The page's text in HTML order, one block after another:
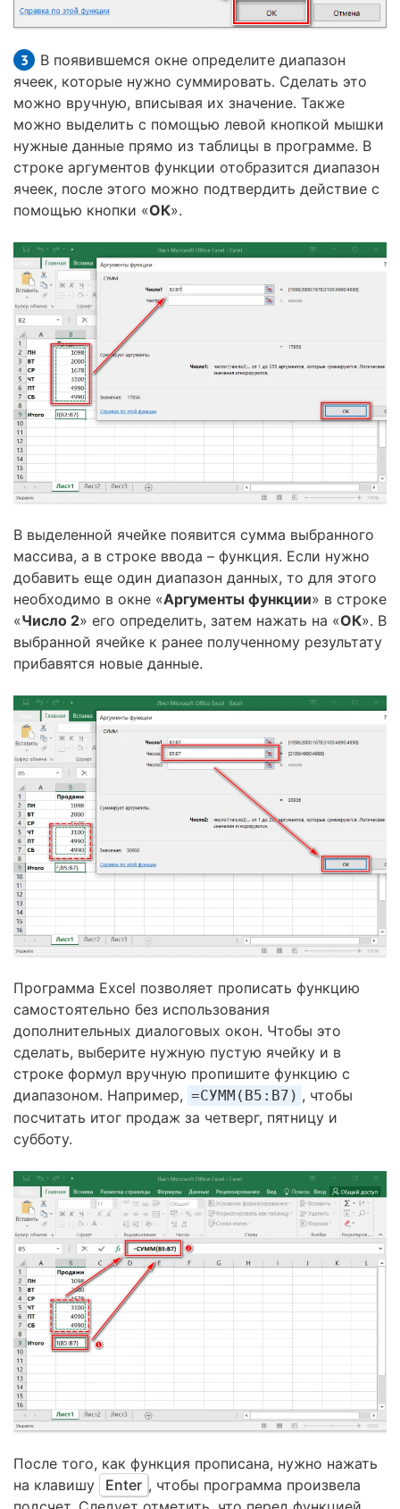
В появившемся окне определите диапазон
ячеек, которые нужно суммировать. Сделать это
можно вручную, вписывая их значение. Также
можно выделить с помощью левой кнопкой мышки
нужные данные прямо из таблицы в программе. В
строке аргументов функции отобразится диапазон
ячеек, после этого можно подтвердить действие с
помощью кнопки «ОК».
В выделенной ячейке появится сумма выбранного
массива, а в строке ввода – функция. Если нужно
добавить еще один диапазон данных, то для этого
необходимо в окне «Аргументы функции» в строке
«Число 2» его определить, затем нажать на «ОК». В
выбранной ячейке к ранее полученному результату
прибавятся новые данные.
Программа Excel позволяет прописать функцию
самостоятельно без использования
дополнительных диалоговых окон. Чтобы это
сделать, выберите нужную пустую ячейку и в
строке формул вручную пропишите функцию с
диапазоном. Например, =СУММ(B5:B7) , чтобы
посчитать итог продаж за четверг, пятницу и
субботу.
После того, как функция прописана, нужно нажать
на клавишу
Enter , чтобы программа произвела